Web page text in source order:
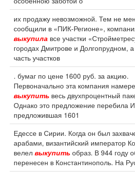
их продажу невозможной. Тем не
сообщили в «ПИК-Регионе»,
выкупила все участки
городах Дмитрове и Долгопрудном,
часть участков
. бумаг по цене 1600 руб. за акцию.
Первоначально эта компания
выкупить весь двухпроцентный
Однако это предложение перебила
предложившая 1601
Едессе в Сирии. Когда он был
арабами, византийский император
велел выкупить образ. В 944 году
перенесен в Константинополь. На